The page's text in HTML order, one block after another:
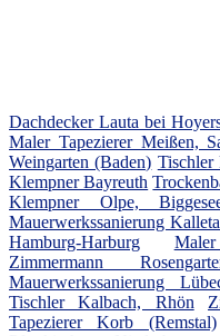
Dachdecker Lauta bei
Maler Tapezierer Meißen,
Weingarten (Baden) Tischler
Klempner Bayreuth
Klempner Olpe,
Mauerwerkssanierung
Hamburg-Harburg
Zimmermann
Mauerwerkssanierung
Tischler Kalbach, Rhön
Tapezierer Korb (Remstal)